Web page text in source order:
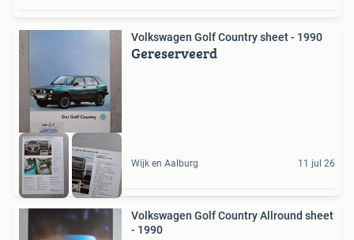
Volkswagen Golf Country sheet - 1990
Gereserveerd
Wijk en Aalburg 11 jul 26
Volkswagen Golf Country Allround sheet
- 1990